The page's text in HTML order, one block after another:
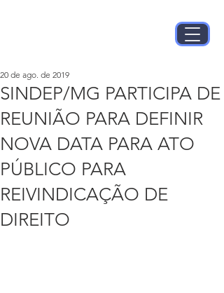
SINDEP/MG PARTICIPA DE
REUNIÃO PARA DEFINIR
NOVA DATA PARA ATO
PÚBLICO PARA
REIVINDICAÇÃO DE
DIREITO
20 de ago. de 2019